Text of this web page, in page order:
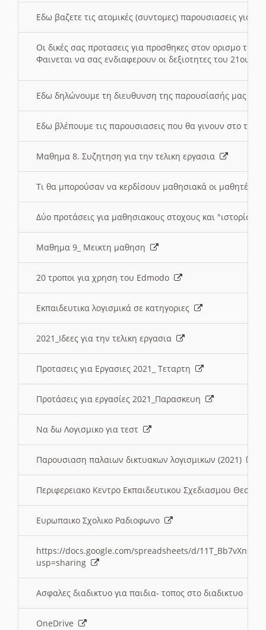
Εδω βαζετε τις ατομικές (συντομες) παρουσιασεις για
Οι δικές σας προτασεις για προσθηκες στον ορισμο
Φαινεται να σας ενδιαφερουν οι δεξιοτητες του 21ου
Εδω δηλώνουμε τη διευθυνση της παρουσίασής μας
Εδω βλέπουμε τις παρουσιασεις που θα γινουν στο
Μαθημα 8. Συζητηση για την τελικη εργασια
Τι θα μπορούσαν να κερδίσουν μαθησιακά οι μαθητές/
Δύο προτάσεις για μαθησιακους στοχους και "ιστορία"
Μαθημα 9_ Μεικτη μαθηση
20 τροποι για χρηση του Edmodo
Εκπαιδευτικα λογισμικά σε κατηγοριες
2021_Ιδεες για την τελικη εργασια
Προτασεις για Εργασιες 2021_ Τεταρτη
Προτάσεις για εργασίες 2021_Παρασκευη
Να δω Λογισμικο για τεστ
Παρουσιαση παλαιων δικτυακων λογισμικων (2021)
Περιφερειακο Κεντρο Εκπαιδευτικου Σχεδιασμου
Ευρωπαικο Σχολικο Ραδιοφωνο
https://docs.google.com/spreadsheets/d/
usp=sharing
Ασφαλες διαδικτυο για παιδια- τοπος στο διαδικτυο
OneDrive